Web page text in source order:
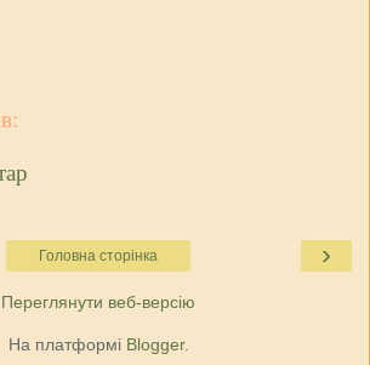
›
Головна сторінка
Переглянути веб-версію
На платформі Blogger.